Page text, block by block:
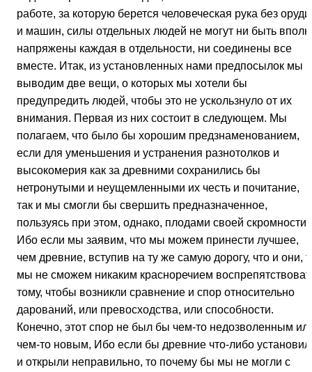
работе, за которую берется человеческая рука без
и машин, силы отдельных людей не могут ни быть
напряжены каждая в отдельности, ни соединены все
вместе. Итак, из установленных нами предпосылок мы
выводим две вещи, о которых мы хотели бы
предупредить людей, чтобы это не ускользнуло от их
внимания. Первая из них состоит в следующем. Мы
полагаем, что было бы хорошим предзнаменованием,
если для уменьшения и устранения разнотолков и
высокомерия как за древними сохранились бы
нетронутыми и неущемленными их честь и почитание,
так и мы смогли бы свершить предназначенное,
пользуясь при этом, однако, плодами своей скромности.
Ибо если мы заявим, что мы можем принести лучшее,
чем древние, вступив на ту же самую дорогу, что и они,
мы не сможем никаким красноречием
тому, чтобы возникли сравнение и спор относительно
дарований, или превосходства, или способности.
Конечно, этот спор не был бы чем-то недозволенным
чем-то новым, Ибо если бы древние что-либо
и открыли неправильно, то почему бы мы не могли с